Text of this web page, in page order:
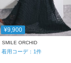
¥9,900
SMILE ORCHID
着用コーデ： 1件